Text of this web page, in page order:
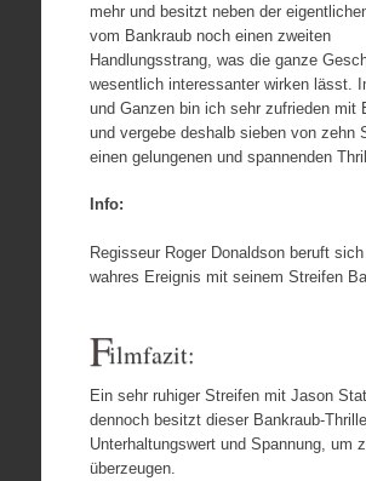
mehr und besitzt neben der
vom Bankraub noch einen zweiten
Handlungsstrang, was die ganze
wesentlich interessanter wirken lässt.
und Ganzen bin ich sehr zufrieden mit
und vergebe deshalb sieben von zehn
einen gelungenen und spannenden
Info:
Regisseur Roger Donaldson beruft
wahres Ereignis mit seinem Streifen
Filmfazit:
Ein sehr ruhiger Streifen mit Jason
dennoch besitzt dieser Bankraub-
Unterhaltungswert und Spannung, um
überzeugen.